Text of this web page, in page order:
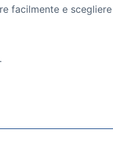
facilmente e